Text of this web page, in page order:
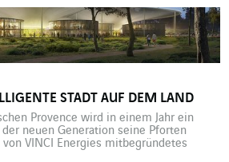
zwingt Unternehmen dazu, ihre
Das gilt nicht nur für die
oder die Integration […]
STADT AUF DEM LAND
Provence wird in einem Jahr ein
neuen Generation seine Pforten
VINCI Energies mitbegründetes